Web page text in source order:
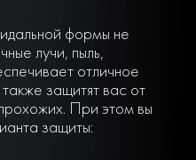
формы не
лучи, пыль,
отличное
защитят вас от
При этом вы
защиты: